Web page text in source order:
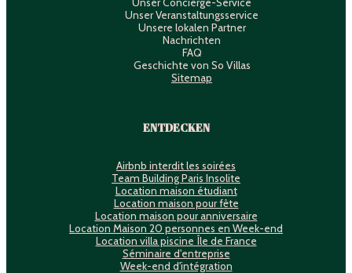
Unser Veranstaltungsservice
Unsere lokalen Partner
Nachrichten
FAQ
Geschichte von So Villas
Sitemap
ENTDECKEN
Airbnb interdit les soirées
Team Building Paris Insolite
Location maison étudiant
Location maison pour fête
Location maison pour anniversaire
Location Maison 20 personnes en Week-end
Location villa piscine Île de France
Séminaire d'entreprise
Week-end d'intégration